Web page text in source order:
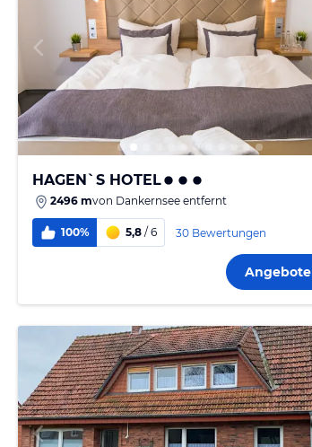
HAGEN`S HOTEL
2496 mvon Dankernsee entfernt
100% 5,8 / 6 30 Bewertungen
Angebote